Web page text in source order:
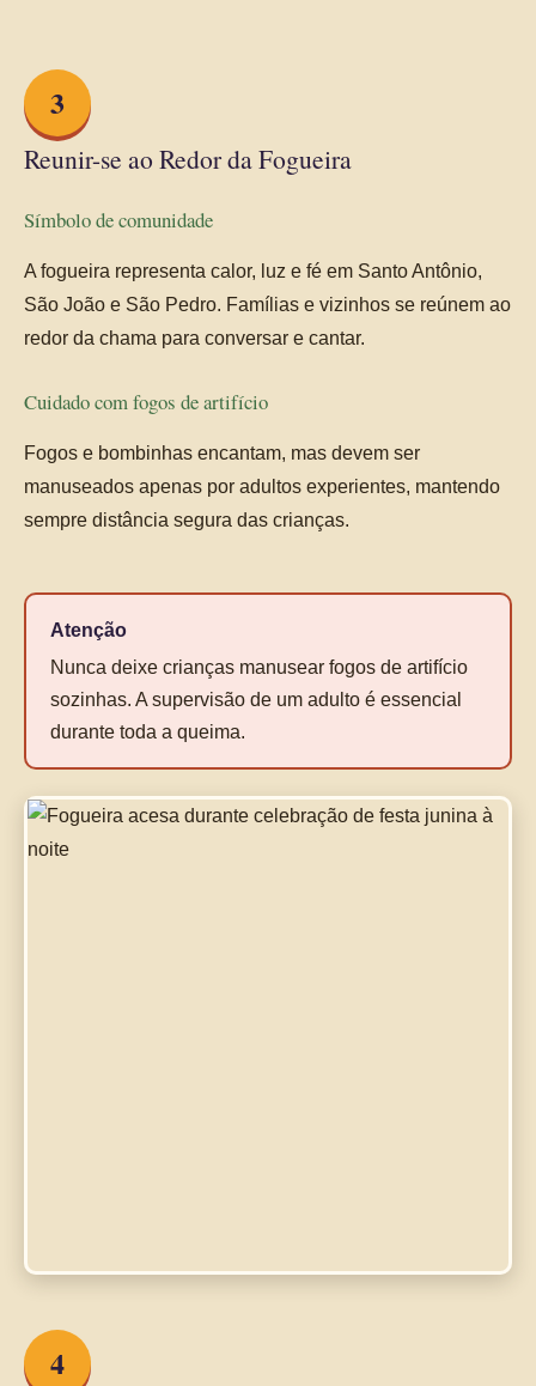
3
Reunir-se ao Redor da Fogueira
Símbolo de comunidade
A fogueira representa calor, luz e fé em Santo Antônio,
São João e São Pedro. Famílias e vizinhos se reúnem ao
redor da chama para conversar e cantar.
Cuidado com fogos de artifício
Fogos e bombinhas encantam, mas devem ser
manuseados apenas por adultos experientes, mantendo
sempre distância segura das crianças.
Atenção
Nunca deixe crianças manusear fogos de artifício
sozinhas. A supervisão de um adulto é essencial
durante toda a queima.
4